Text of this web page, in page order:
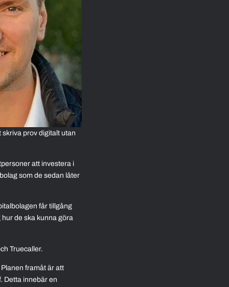
prov digitalt utan
att investera i
som de sedan låter
får tillgång
de ska kunna göra
Truecaller.
framåt är att
Detta innebär en